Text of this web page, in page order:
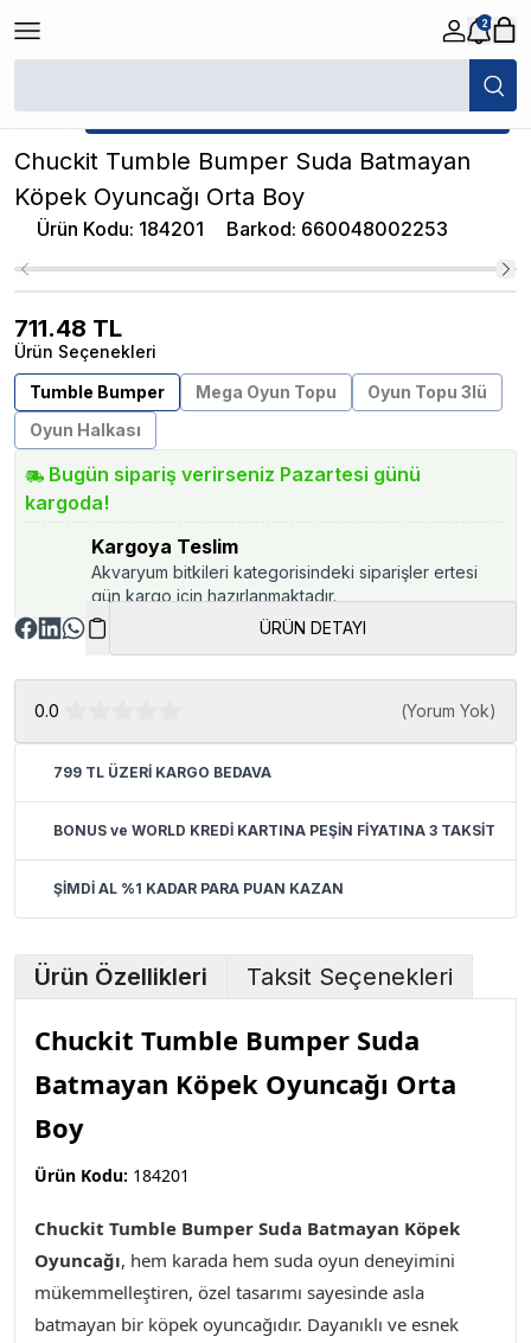
2
/ Chuckit Tumble Bumper Suda Batmayan Köpek
★ Atakan Petshop, Chuckit yetkili satıcısıdır.
Chuckit Tumble Bumper Suda Batmayan
Köpek Oyuncağı Orta Boy
Ürün Kodu: 184201 Barkod: 660048002253
711.48 TL
Ürün Seçenekleri
Tumble Bumper
Mega Oyun Topu
Oyun Topu 3lü
Oyun Halkası
Bugün sipariş verirseniz Pazartesi günü
kargoda!
Kargoya Teslim
Akvaryum bitkileri kategorisindeki siparişler ertesi
gün kargo için hazırlanmaktadır.
ÜRÜN DETAYI
0.0 (Yorum Yok)
799 TL ÜZERİ KARGO BEDAVA
BONUS ve WORLD KREDİ KARTINA PEŞİN FİYATINA 3 TAKSİT
ŞİMDİ AL %1 KADAR PARA PUAN KAZAN
Ürün Özellikleri Taksit Seçenekleri
Chuckit Tumble Bumper Suda
Batmayan Köpek Oyuncağı Orta
Boy
Ürün Kodu: 184201
Chuckit Tumble Bumper Suda Batmayan Köpek
Oyuncağı, hem karada hem suda oyun deneyimini
mükemmelleştiren, özel tasarımı sayesinde asla
batmayan bir köpek oyuncağıdır. Dayanıklı ve esnek